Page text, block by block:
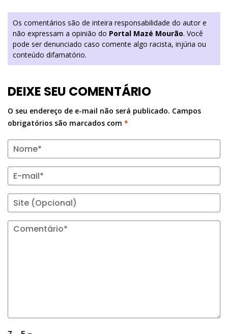
Os comentários são de inteira responsabilidade do autor e
não expressam a opinião do Portal Mazé Mourão. Você
pode ser denunciado caso comente algo racista, injúria ou
conteúdo difamatório.
DEIXE SEU COMENTÁRIO
O seu endereço de e-mail não será publicado. Campos
obrigatórios são marcados com *